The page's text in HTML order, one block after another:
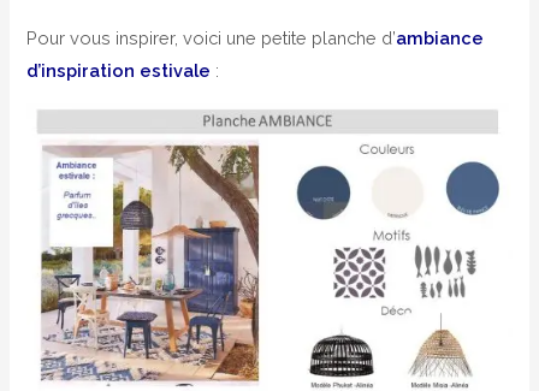
Pour vous inspirer, voici une petite planche d’ambiance
d’inspiration estivale :